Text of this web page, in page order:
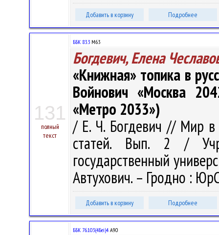
Добавить в корзину Подробнее
131
полный
текст
ББК 83.3 М63
Богдевич, Елена
«Книжная» топика в
Войнович «Москва
«Метро 2033»)
/ Е. Ч. Богдевич // Мир в
статей. Вып. 2 /
государственный
Автухович. – Гродно :
Добавить в корзину Подробнее
ББК 76.103(4Беі)4 А90